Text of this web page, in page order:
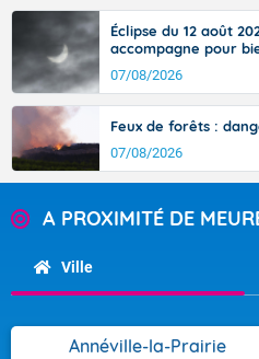
Éclipse du 12 août
accompagne pour
07/08/2026
Feux de forêts :
07/08/2026
A PROXIMITÉ DE
Ville
Annéville-la-Prairie